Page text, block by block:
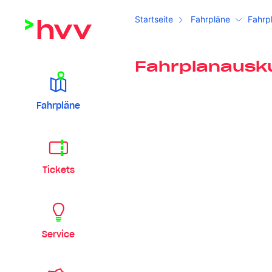
Startseite Fahrpläne
Fahrpläne
Tickets
Service